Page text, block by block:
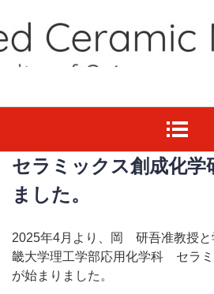
セラミックス創成化学
ました。
2025年4月より、岡 研吾准教授と
畿大学理工学部応用化学科 セラ
が始まりました。